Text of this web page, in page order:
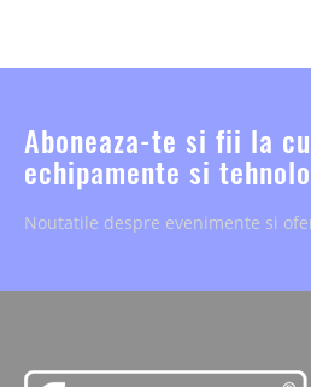
Aboneaza-te si fii la
echipamente si
Noutatile despre evenimente si